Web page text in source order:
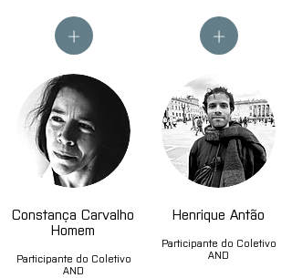
+
Constança Carvalho
Homem
Participante do Coletivo
AND
+
Henrique Antão
Participante do Coletivo
AND